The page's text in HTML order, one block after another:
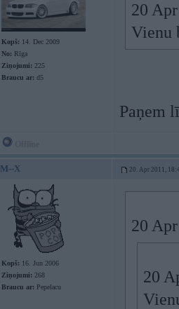
Kopš: 14. Dec 2009
No: Rīga
Ziņojumi: 225
Braucu ar: d5
20
Vienu
Paņem
M--X 20. Apr 2011,
Kopš: 16. Jun 2006
Ziņojumi: 268
Braucu ar: Pepelacu
20
20